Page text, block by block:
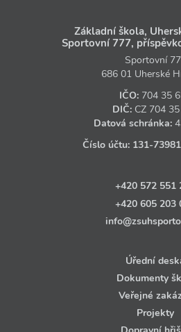
Základní škola,
Sportovní 777,
Sportovní
686 01 Uherské
IČO: 704 35
DIČ: CZ 704
Datová schránka:
Číslo účtu:
+420 572 551
+420 605 203
Úřední
Dokumenty
Veřejné
Projekty